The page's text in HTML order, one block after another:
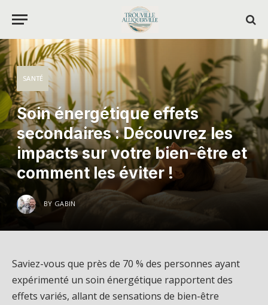
SANTÉ
Soin énergétique effets
secondaires : Découvrez les
impacts sur votre bien-être et
comment les éviter !
BY GABIN
Saviez-vous que près de 70 % des personnes ayant
expérimenté un soin énergétique rapportent des
effets variés, allant de sensations de bien-être